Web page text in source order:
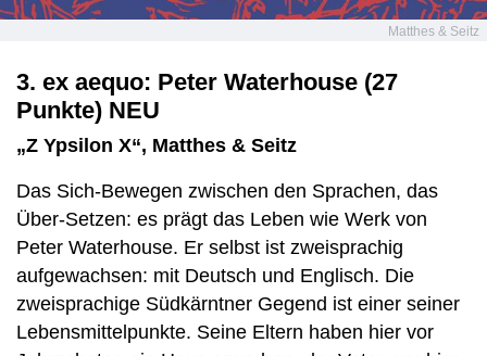
Matthes & Seitz
3. ex aequo: Peter Waterhouse (27
Punkte) NEU
„Z Ypsilon X“, Matthes & Seitz
Das Sich-Bewegen zwischen den Sprachen, das
Über-Setzen: es prägt das Leben wie Werk von
Peter Waterhouse. Er selbst ist zweisprachig
aufgewachsen: mit Deutsch und Englisch. Die
zweisprachige Südkärntner Gegend ist einer seiner
Lebensmittelpunkte. Seine Eltern haben hier vor